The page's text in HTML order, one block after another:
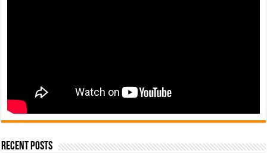
Recent Posts